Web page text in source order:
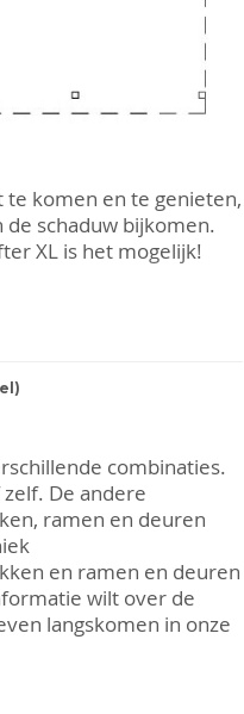
komen en te genieten,
schaduw bijkomen.
XL is het mogelijk!
gedroogd
constructie is dan
geven. Het hout
een levensduur van
harder en
grijze kleur
te laten behandelen.
naar de dieverse
combinaties.
De andere
ramen en deuren
en ramen en deuren
wilt over de
langskomen in onze